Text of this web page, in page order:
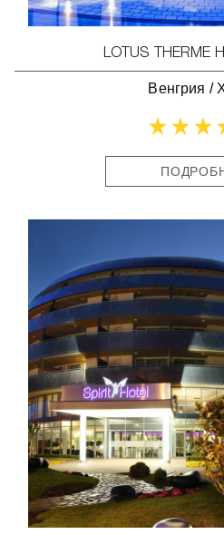
LOTUS THERME
Венгрия /